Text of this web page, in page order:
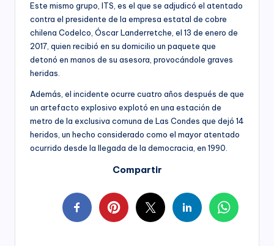
Este mismo grupo, ITS, es el que se adjudicó el atentado
contra el presidente de la empresa estatal de cobre
chilena Codelco, Óscar Landerretche, el 13 de enero de
2017, quien recibió en su domicilio un paquete que
detonó en manos de su asesora, provocándole graves
heridas.
Además, el incidente ocurre cuatro años después de que
un artefacto explosivo explotó en una estación de
metro de la exclusiva comuna de Las Condes que dejó 14
heridos, un hecho considerado como el mayor atentado
ocurrido desde la llegada de la democracia, en 1990.
Compartir